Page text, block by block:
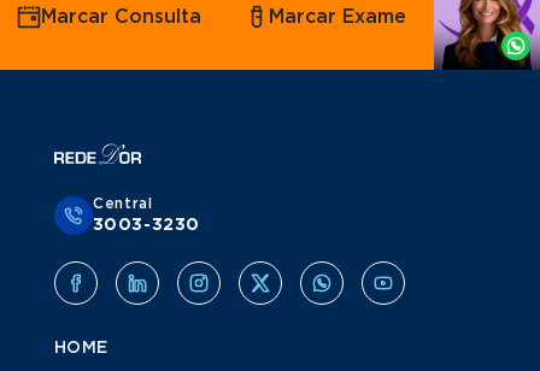
por
Whatsapp
Marcar Consulta Marcar Exame
Central
3003-3230
HOME